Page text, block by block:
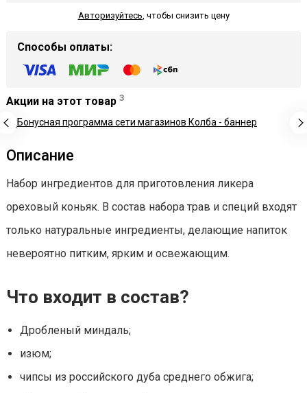
Авторизуйтесь, чтобы снизить цену
Способы оплаты:
Акции на этот товар 3
Описание
Набор ингредиентов для приготовления ликера
ореховый коньяк. В состав набора трав и специй входят
только натуральные ингредиенты, делающие напиток
невероятно питким, ярким и освежающим.
Что входит в состав?
Дробленый миндаль;
изюм;
чипсы из российского дуба среднего обжига;